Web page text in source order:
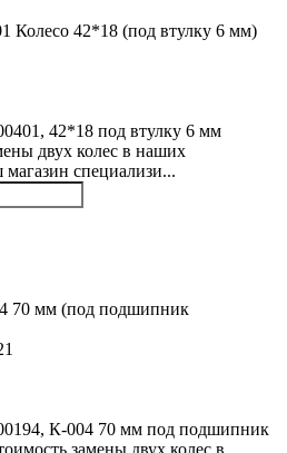
42*18 под втулку 6 мм
двух колес в наших
специализи...
К-004 70 мм под подшипник